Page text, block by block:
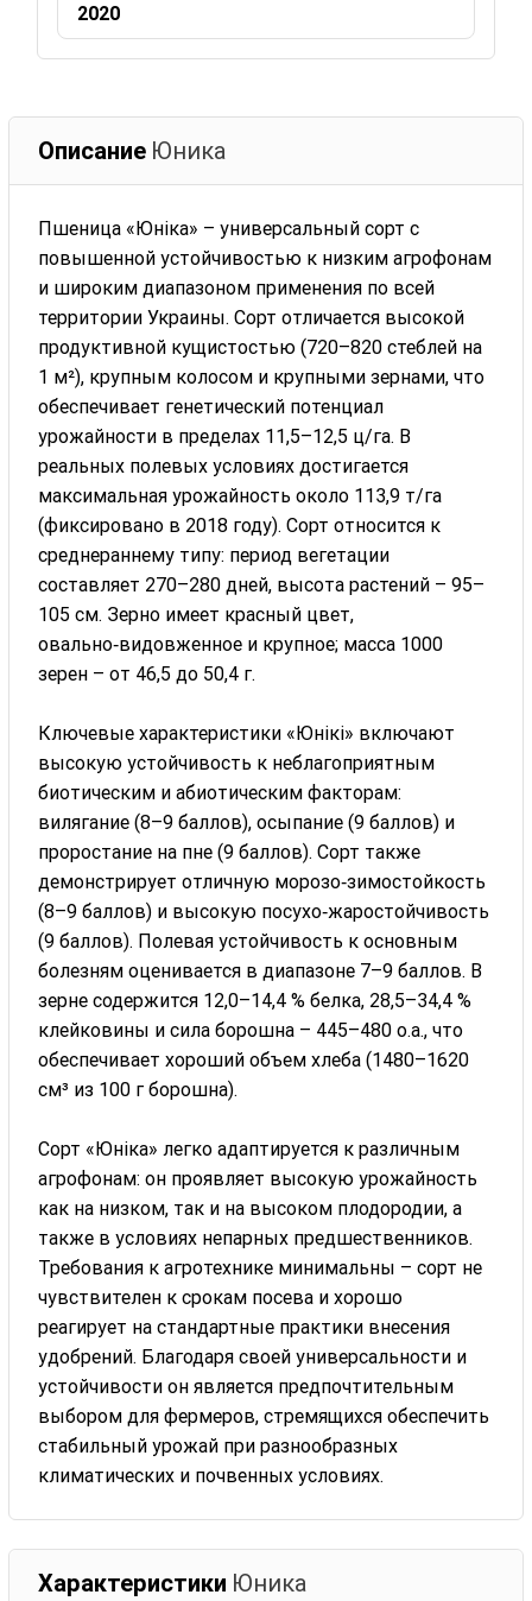
2020
Описание Юника
Пшеница «Юніка» – универсальный сорт с
повышенной устойчивостью к низким агрофонам
и широким диапазоном применения по всей
территории Украины. Сорт отличается высокой
продуктивной кущистостью (720–820 стеблей на
1 м²), крупным колосом и крупными зернами, что
обеспечивает генетический потенциал
урожайности в пределах 11,5–12,5 ц/га. В
реальных полевых условиях достигается
максимальная урожайность около 113,9 т/га
(фиксировано в 2018 году). Сорт относится к
среднераннему типу: период вегетации
составляет 270–280 дней, высота растений – 95–
105 см. Зерно имеет красный цвет,
овально‑видовженное и крупное; масса 1000
зерен – от 46,5 до 50,4 г.
Ключевые характеристики «Юнікі» включают
высокую устойчивость к неблагоприятным
биотическим и абиотическим факторам:
вилягание (8–9 баллов), осыпание (9 баллов) и
проростание на пне (9 баллов). Сорт также
демонстрирует отличную морозо‑зимостойкость
(8–9 баллов) и высокую посухо‑жаростойчивость
(9 баллов). Полевая устойчивость к основным
болезням оценивается в диапазоне 7–9 баллов. В
зерне содержится 12,0–14,4 % белка, 28,5–34,4 %
клейковины и сила борошна – 445–480 о.а., что
обеспечивает хороший объем хлеба (1480–1620
см³ из 100 г борошна).
Сорт «Юніка» легко адаптируется к различным
агрофонам: он проявляет высокую урожайность
как на низком, так и на высоком плодородии, а
также в условиях непарных предшественников.
Требования к агротехнике минимальны – сорт не
чувствителен к срокам посева и хорошо
реагирует на стандартные практики внесения
удобрений. Благодаря своей универсальности и
устойчивости он является предпочтительным
выбором для фермеров, стремящихся обеспечить
стабильный урожай при разнообразных
климатических и почвенных условиях.
Характеристики Юника